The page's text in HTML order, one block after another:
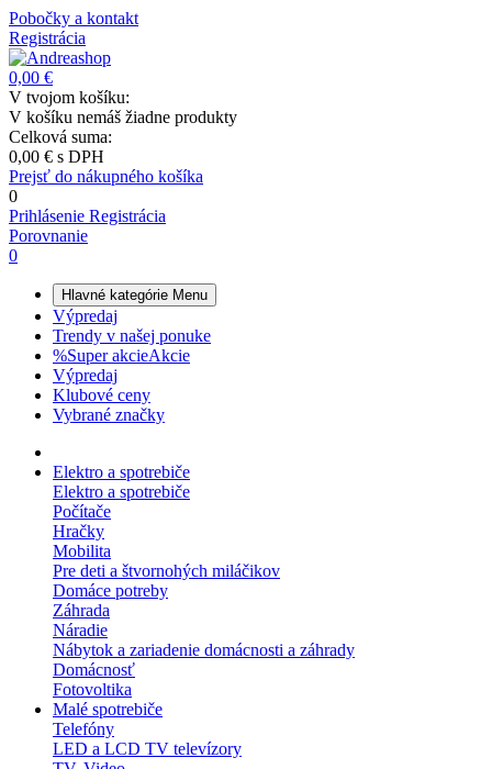
Pobočky a kontakt
Registrácia
0,00 €
V tvojom košíku:
V košíku nemáš žiadne produkty
Celková suma:
0,00 € s DPH
Prejsť do nákupného košíka
0
Prihlásenie Registrácia
Porovnanie
0
Hlavné kategórie Menu
Výpredaj
Trendy v našej ponuke
%Super akcieAkcie
Výpredaj
Klubové ceny
Vybrané značky
Elektro a spotrebiče
Elektro a spotrebiče
Počítače
Hračky
Mobilita
Pre deti a štvornohých miláčikov
Domáce potreby
Záhrada
Náradie
Nábytok a zariadenie domácnosti a záhrady
Domácnosť
Fotovoltika
Malé spotrebiče
Telefóny
LED a LCD TV televízory